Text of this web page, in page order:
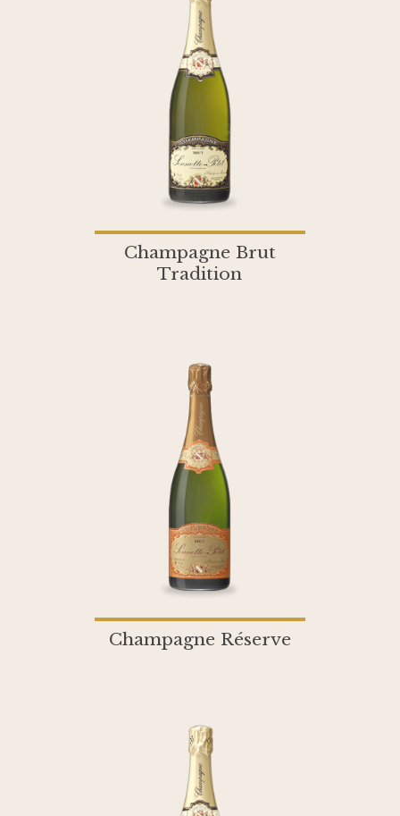
Champagne Brut
Tradition
Champagne Réserve